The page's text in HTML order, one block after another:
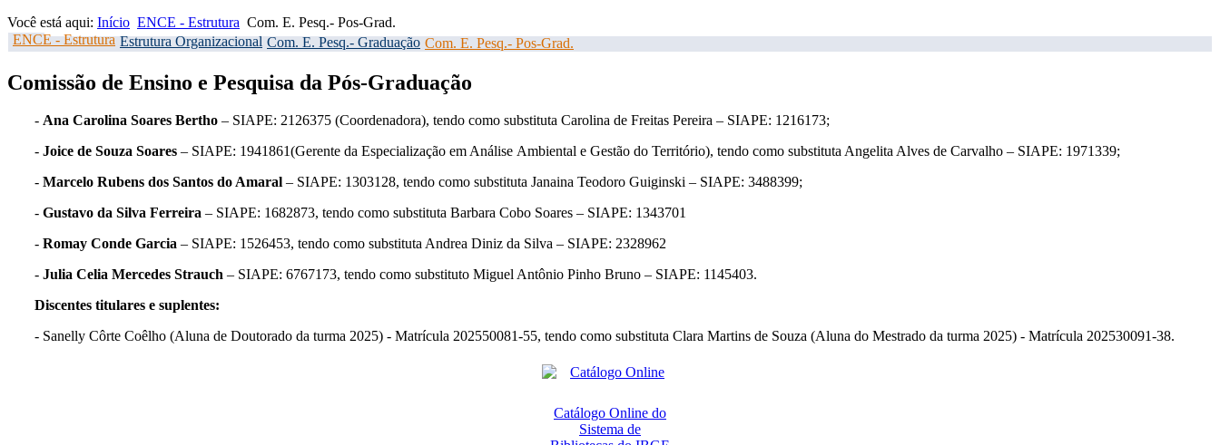
Você está aqui: Início ENCE - Estrutura Com. E. Pesq.- Pos-Grad.
ENCE - Estrutura Estrutura Organizacional Com. E. Pesq.- Graduação Com. E. Pesq.- Pos-Grad.
Comissão de Ensino e Pesquisa da Pós-Graduação
- Ana Carolina Soares Bertho – SIAPE: 2126375 (Coordenadora), tendo como substituta Carolina de Freitas Pereira – SIAPE: 1216173;
- Joice de Souza Soares – SIAPE: 1941861(Gerente da Especialização em Análise Ambiental e Gestão do Território), tendo como substituta Angelita Alves de Carvalho – SIAPE: 1971339;
- Marcelo Rubens dos Santos do Amaral – SIAPE: 1303128, tendo como substituta Janaina Teodoro Guiginski – SIAPE: 3488399;
- Gustavo da Silva Ferreira – SIAPE: 1682873, tendo como substituta Barbara Cobo Soares – SIAPE: 1343701
- Romay Conde Garcia – SIAPE: 1526453, tendo como substituta Andrea Diniz da Silva – SIAPE: 2328962
- Julia Celia Mercedes Strauch – SIAPE: 6767173, tendo como substituto Miguel Antônio Pinho Bruno – SIAPE: 1145403.
Discentes titulares e suplentes:
- Sanelly Côrte Coêlho (Aluna de Doutorado da turma 2025) - Matrícula 202550081-55, tendo como substituta Clara Martins de Souza (Aluna do Mestrado da turma 2025) - Matrícula 202530091-38.
Catálogo Online do
Sistema de